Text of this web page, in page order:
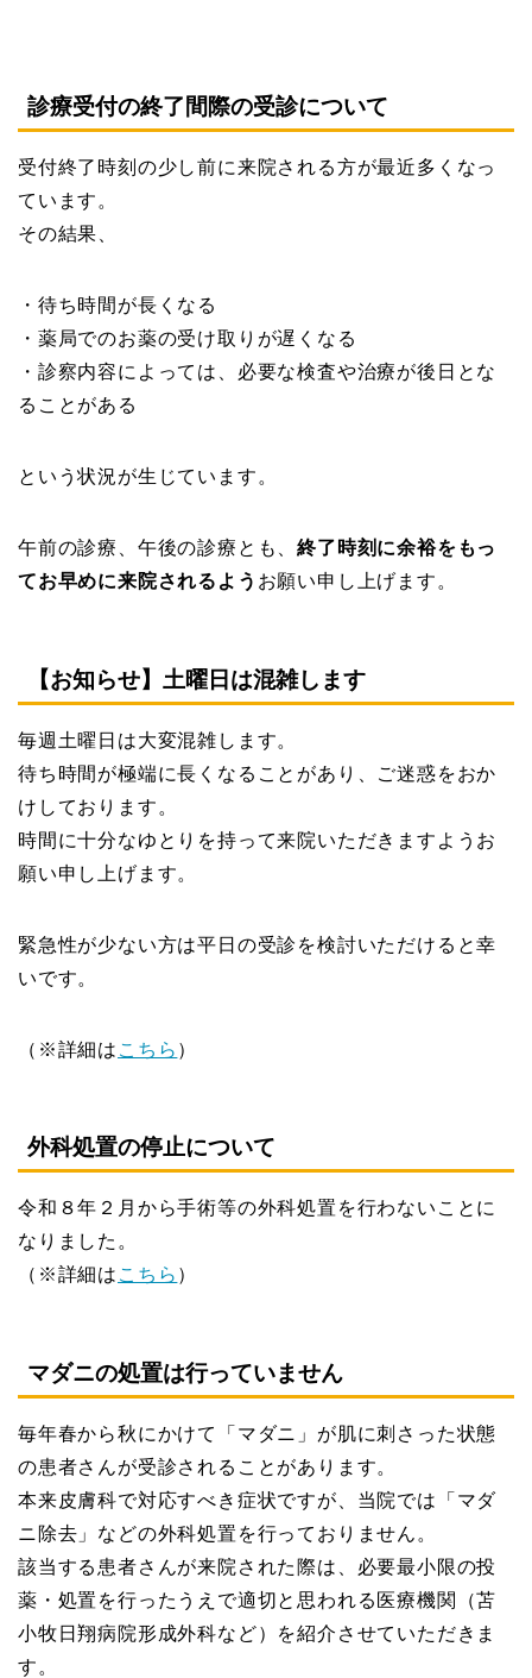
診療受付の終了間際の受診について
受付終了時刻の少し前に来院される方が最近多くなっ
ています。
その結果、
・待ち時間が長くなる
・薬局でのお薬の受け取りが遅くなる
・診察内容によっては、必要な検査や治療が後日とな
ることがある
という状況が生じています。
午前の診療、午後の診療とも、終了時刻に余裕をもっ
てお早めに来院されるよう お願い申し上げます。
【お知らせ】土曜日は混雑します
毎週土曜日は大変混雑します。
待ち時間が極端に長くなることがあり、ご迷惑をおか
けしております。
時間に十分なゆとりを持って来院いただきますようお
願い申し上げます。
緊急性が少ない方は平日の受診を検討いただけると幸
いです。
（※詳細は こちら ）
外科処置の停止について
令和８年２月から手術等の外科処置を行わないことに
なりました。
（※詳細は こちら ）
マダニの処置は行っていません
毎年春から秋にかけて「マダニ」が肌に刺さった状態
の患者さんが受診されることがあります。
本来皮膚科で対応すべき症状ですが、当院では「マダ
ニ除去」などの外科処置を行っておりません。
該当する患者さんが来院された際は、必要最小限の投
薬・処置を行ったうえで適切と思われる医療機関（苫
小牧日翔病院形成外科など）を紹介させていただきま
す。